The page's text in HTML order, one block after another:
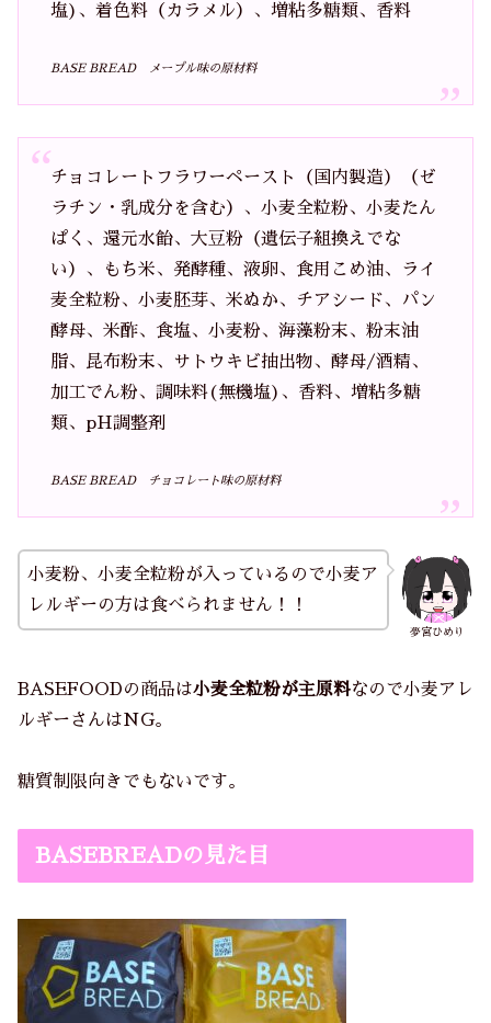
塩)、着色料（カラメル）、増粘多糖類、香料
BASE BREAD メープル味の原材料
チョコレートフラワーペースト（国内製造）（ゼ
ラチン・乳成分を含む）、小麦全粒粉、小麦たん
ぱく、還元水飴、大豆粉（遺伝子組換えでな
い）、もち米、発酵種、液卵、食用こめ油、ライ
麦全粒粉、小麦胚芽、米ぬか、チアシード、パン
酵母、米酢、食塩、小麦粉、海藻粉末、粉末油
脂、昆布粉末、サトウキビ抽出物、酵母/酒精、
加工でん粉、調味料(無機塩)、香料、増粘多糖
類、pH調整剤
BASE BREAD チョコレート味の原材料
夢宮ひめり
小麦粉、小麦全粒粉が入っているので小麦ア
レルギーの方は食べられません！！
BASEFOODの商品は小麦全粒粉が主原料なので小麦アレ
ルギーさんはNG。
糖質制限向きでもないです。
BASEBREADの見た目